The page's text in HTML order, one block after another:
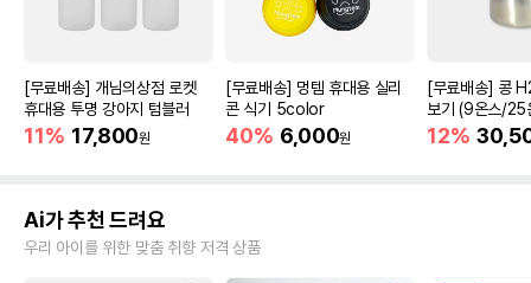
[무료배송] 개님의상점 로켓
휴대용 투명 강아지 텀블러
11% 17,800원
[무료배송] 멍템 휴대용 실리
콘 식기 5color
40% 6,000원
[무료배송] 콩
보기 (9온스/25
12%
Ai가 추천 드려요
우리 아이를 위한 맞춤 취향 저격 상품